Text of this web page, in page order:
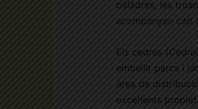
baladres, les
acompanyen cap
Els cedres (
embellir parcs i
àrea de
excel·lents